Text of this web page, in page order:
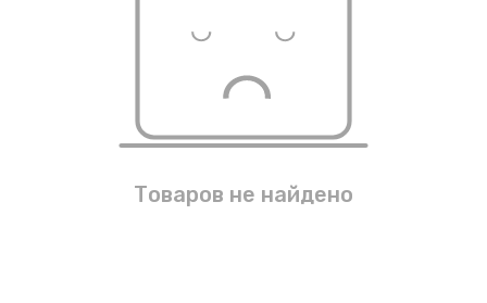
Товаров не найдено